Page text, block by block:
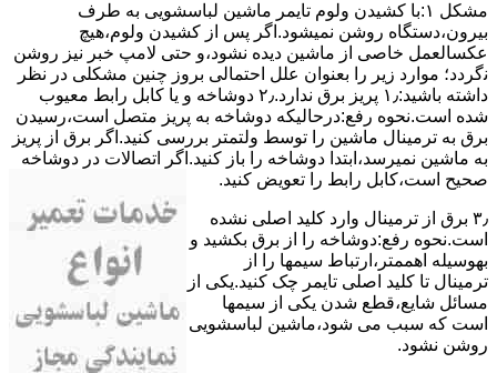
مشکل ۱:ﺑﺎ ﮐﺸﯿﺪن وﻟﻮم ﺗﺎﯾﻤﺮ ماشین لباسشویی به طرف
ﺑﯿﺮون،دستگاه روﺷﻦ نمیشود.اﮔﺮ ﭘﺲ از ﮐﺸﯿﺪن وﻟﻮم،ﻫﯿﭻ
عکسالعمل ﺧﺎﺻﯽ از ﻣﺎﺷﯿﻦ دﯾﺪه نشود،و حتی ﻻﻣﭗ ﺧﺒﺮ ﻧﯿﺰ روﺷﻦ
ﻧگردد؛ موارد زیر را بعنوان ﻋﻠﻞ احتمالی بروز چنین مشکلی در نظر
داشته باشید:۱٫ ﭘﺮﯾﺰ ﺑﺮق ﻧﺪارد.۲٫ دوﺷﺎﺧﻪ و ﯾﺎ ﮐﺎﺑﻞ راﺑﻂ ﻣﻌﯿﻮب
ﺷﺪه است.نحوه رفع:درحالیکه دوﺷﺎﺧﻪ ﺑﻪ ﭘﺮﯾﺰ ﻣﺘﺼﻞ اﺳﺖ،رﺳﯿﺪن
ﺑﺮق ﺑﻪ ﺗﺮﻣﯿﻨﺎل ﻣﺎﺷﯿﻦ را ﺗﻮﺳﻂ ولتمتر بررسی ﮐﻨﯿﺪ.اﮔﺮ ﺑﺮق از ﭘﺮﯾﺰ
ﺑﻪ ﻣﺎﺷﯿﻦ نمیرسد،اﺑﺘﺪا دوشاخه را باز کنید.اﮔﺮ اﺗﺼﺎﻻت در دوشاخه
ﺻﺤﯿﺢ اﺳﺖ،ﮐﺎﺑﻞ راﺑﻂ را ﺗﻌﻮﯾﺾ کنید.
۳٫ ﺑﺮق از ﺗﺮﻣﯿﻨﺎل وارد ﮐﻠﯿﺪ اﺻﻠﯽ ﻧﺸﺪه
است.نحوه رﻓﻊ:دوشاخه را از ﺑﺮق بکشید و
بهوسیله اهممتر،ارﺗﺒﺎط سیمها را از
ﺗﺮﻣﯿﻨﺎل ﺗﺎ ﮐﻠﯿﺪ اﺻﻠﯽ ﺗﺎﯾﻤﺮ چک کنید.یکی از
مسائل شایع،ﻗﻄﻊ شدن ﯾﮑﯽ از سیمها
است که سبب می شود،ﻣﺎﺷﯿﻦ لباسشویی
روﺷﻦ نشود.